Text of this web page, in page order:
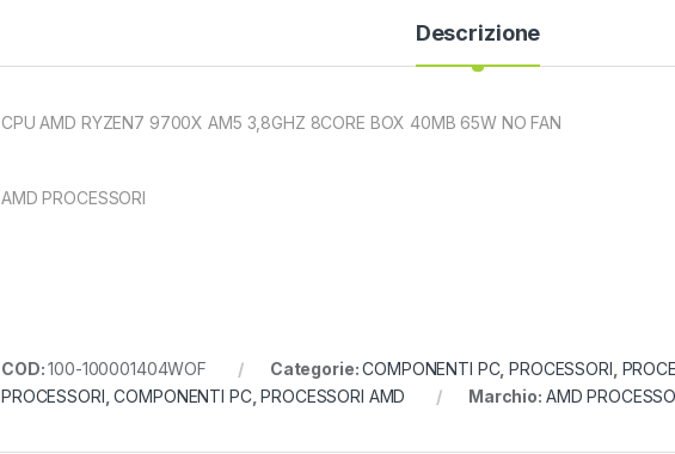
Descrizione
CPU AMD RYZEN7 9700X AM5 3,8GHZ 8CORE BOX 40MB 65W NO FAN
AMD PROCESSORI
COD:100-100001404WOF Categorie:COMPONENTI PC,PROCESSORI,
PROCESSORI,COMPONENTI PC,PROCESSORI AMD Marchio: AMD